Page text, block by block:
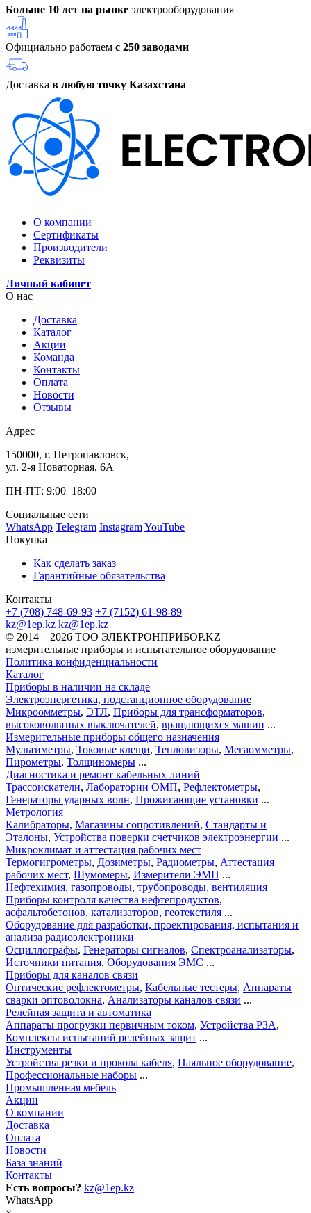
Больше 10 лет на рынке электрооборудования
Официально работаем с 250 заводами
Доставка в любую точку Казахстана
О компании
Сертификаты
Производители
Реквизиты
Личный кабинет
О нас
Доставка
Каталог
Акции
Команда
Контакты
Оплата
Новости
Отзывы
Адрес
150000, г. Петропавловск,
ул. 2-я Новаторная, 6А
ПН-ПТ: 9:00–18:00
Социальные сети
WhatsApp Telegram InstagramYouTube
Покупка
Как сделать заказ
Гарантийные обязательства
Контакты
+7 (708) 748-69-93 +7 (7152) 61-98-89
kz@1ep.kz kz@1ep.kz
©️ 2014—2026 ТОО ЭЛЕКТРОНПРИБОР.KZ —
измерительные приборы и испытательное оборудование
Политика конфиденциальности
Каталог
Приборы в наличии на складе
Электроэнергетика, подстанционное оборудование
Микроомметры, ЭТЛ, Приборы для трансформаторов,
высоковольтных выключателей, вращающихся машин ...
Измерительные приборы общего назначения
Мультиметры, Токовые клещи, Тепловизоры, Мегаомметры,
Пирометры, Толщиномеры ...
Диагностика и ремонт кабельных линий
Трассоискатели, Лаборатории ОМП, Рефлектометры,
Генераторы ударных волн, Прожигающие установки ...
Метрология
Калибраторы, Магазины сопротивлений, Стандарты и
Эталоны, Устройства поверки счетчиков электроэнергии ...
Микроклимат и аттестация рабочих мест
Термогигрометры, Дозиметры, Радиометры, Аттестация
рабочих мест, Шумомеры, Измерители ЭМП ...
Нефтехимия, газопроводы, трубопроводы, вентиляция
Приборы контроля качества нефтепродуктов,
асфальтобетонов, катализаторов, геотекстиля ...
Оборудование для разработки, проектирования, испытания и
анализа радиоэлектроники
Осциллографы, Генераторы сигналов, Спектроанализаторы,
Источники питания, Оборудования ЭМС ...
Приборы для каналов связи
Оптические рефлектометры, Кабельные тестеры, Аппараты
сварки оптоволокна, Анализаторы каналов связи ...
Релейная защита и автоматика
Аппараты прогрузки первичным током, Устройства РЗА,
Комплексы испытаний релейных защит ...
Инструменты
Устройства резки и прокола кабеля, Паяльное оборудование,
Профессиональные наборы ...
Промышленная мебель
Акции
О компании
Доставка
Оплата
Новости
База знаний
Контакты
Есть вопросы? kz@1ep.kz
WhatsApp